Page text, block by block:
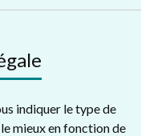
indiquer le type de
mieux en fonction de